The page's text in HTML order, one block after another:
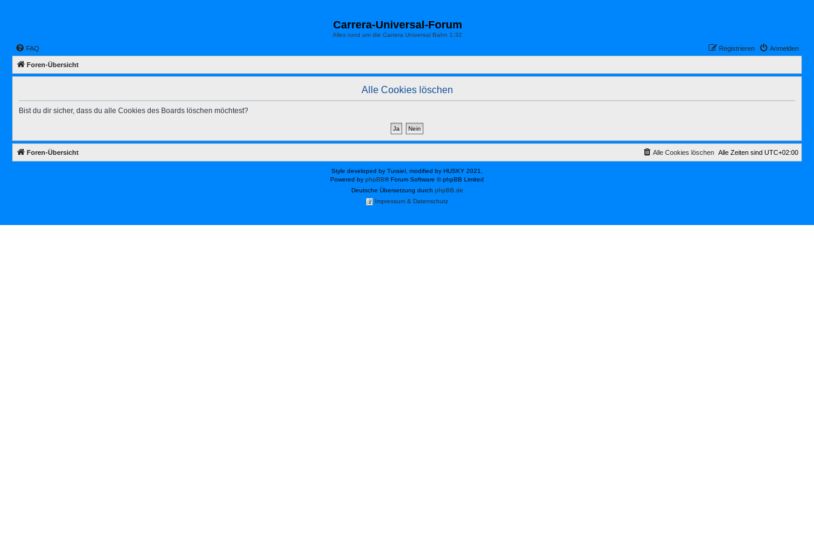
Carrera-Universal-Forum
Alles rund um die Carrera Universal Bahn 1:32
FAQ Anmelden
Registrieren
Foren-Übersicht
Alle Cookies löschen
Bist du dir sicher, dass du alle Cookies des Boards löschen möchtest?
Foren-Übersicht Alle Zeiten sind UTC+02:00
Alle Cookies löschen
Style developed by Turaiel, modified by HUSKY 2021,
Powered by phpBB® Forum Software © phpBB Limited
Deutsche Übersetzung durch phpBB.de
Impressum & Datenschutz